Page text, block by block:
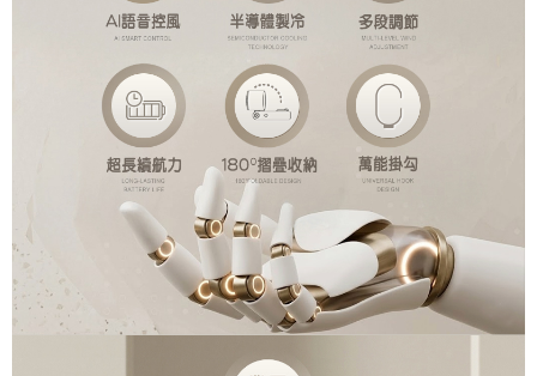
恩沛科技股份有限公司將有權停止該用戶之使用額度並採取法律行動。